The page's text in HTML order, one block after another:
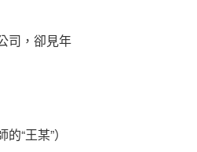
司，卻見年
“王某”）